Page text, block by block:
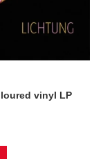
vinyl LP